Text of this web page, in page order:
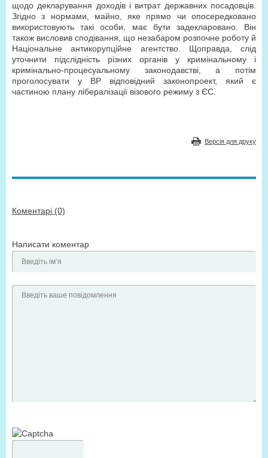
щодо декларування доходів і витрат державних посадовців.
Згідно з нормами, майно, яке прямо чи опосередковано
використовують такі особи, має бути задекларовано. Він
також висловив сподівання, що незабаром розпочне роботу й
Національне антикорупційне агентство. Щоправда, слід
уточнити підслідність різних органів у кримінальному і
кримінально-процесуальному законодавстві, а потім
проголосувати у ВР відповідний законопроект, який є
частиною плану лібералізації візового режиму з ЄС.
Версія для друку
Коментарі (0)
Написати коментар